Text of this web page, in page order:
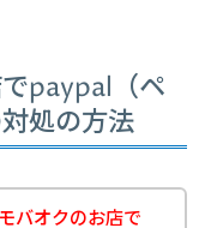
でpaypal（ペ
処の方法
バオクのお店で